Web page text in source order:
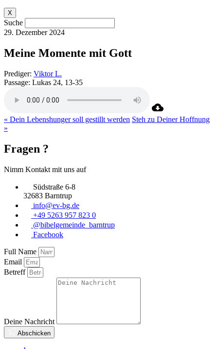
X
Suche
29. Dezember 2024
Meine Momente mit Gott
Prediger: Viktor L.
Passage: Lukas 24, 13-35
« Dein Lebenshunger soll gestillt werden Steh zu Deiner Hoffnung
»
Fragen ?
Nimm Kontakt mit uns auf
Südstraße 6-8
32683 Barntrup
info@ev-bg.de
+49 5263 957 823 0
@bibelgemeinde_barntrup
Facebook
Full Name
Email
Betreff
Deine Nachricht
Abschicken